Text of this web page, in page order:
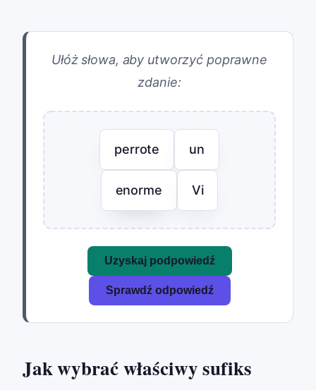
Ułóż słowa, aby utworzyć poprawne
zdanie:
perrote un
enorme Vi
Uzyskaj podpowiedź
Sprawdź odpowiedź
Jak wybrać właściwy sufiks